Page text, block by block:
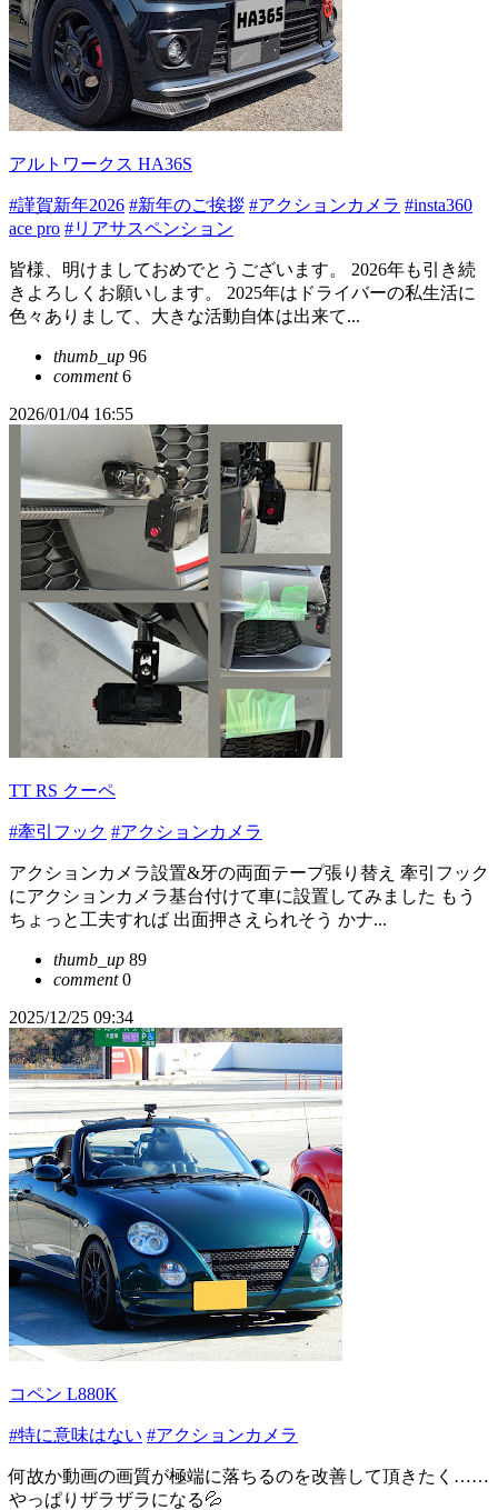
アルトワークス HA36S
#謹賀新年2026 #新年のご挨拶 #アクションカメラ #insta360
ace pro #リアサスペンション
皆様、明けましておめでとうございます。 2026年も引き続
きよろしくお願いします。 2025年はドライバーの私生活に
色々ありまして、大きな活動自体は出来て...
thumb_up 96
comment6
2026/01/04 16:55
TT RS クーペ
#牽引フック #アクションカメラ
アクションカメラ設置&牙の両面テープ張り替え 牽引フック
にアクションカメラ基台付けて車に設置してみました もう
ちょっと工夫すれば 出面押さえられそう かナ...
thumb_up 89
comment0
2025/12/25 09:34
コペン L880K
#特に意味はない #アクションカメラ
何故か動画の画質が極端に落ちるのを改善して頂きたく……
やっぱりザラザラになる💦